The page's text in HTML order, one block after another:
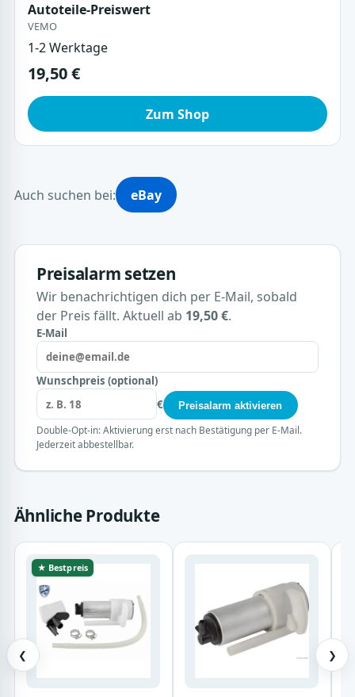
Autoteile-Preiswert
VEMO
1-2 Werktage
19,50 €
Zum Shop
Auch suchen bei: eBay
Preisalarm setzen
Wir benachrichtigen dich per E-Mail, sobald
der Preis fällt. Aktuell ab 19,50 €.
E-Mail
Wunschpreis (optional)
€
Preisalarm aktivieren
Double-Opt-in: Aktivierung erst nach Bestätigung per E-Mail.
Jederzeit abbestellbar.
Ähnliche Produkte
❮
★ Bestpreis
❯